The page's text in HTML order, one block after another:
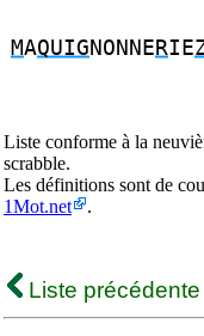
MAQUIG NONNE RIE
Liste conforme à la
scrabble.
Les définitions sont de
1Mot.net
.
Liste précédente